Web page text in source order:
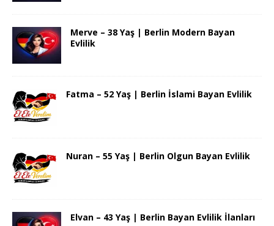
Merve – 38 Yaş | Berlin Modern Bayan
Evlilik
Fatma – 52 Yaş | Berlin İslami Bayan Evlilik
Nuran – 55 Yaş | Berlin Olgun Bayan Evlilik
Elvan – 43 Yaş | Berlin Bayan Evlilik İlanları